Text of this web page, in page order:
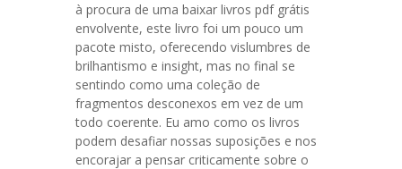
à procura de uma baixar livros pdf grátis
envolvente, este livro foi um pouco um
pacote misto, oferecendo vislumbres de
brilhantismo e insight, mas no final se
sentindo como uma coleção de
fragmentos desconexos em vez de um
todo coerente. Eu amo como os livros
podem desafiar nossas suposições e nos
encorajar a pensar criticamente sobre o